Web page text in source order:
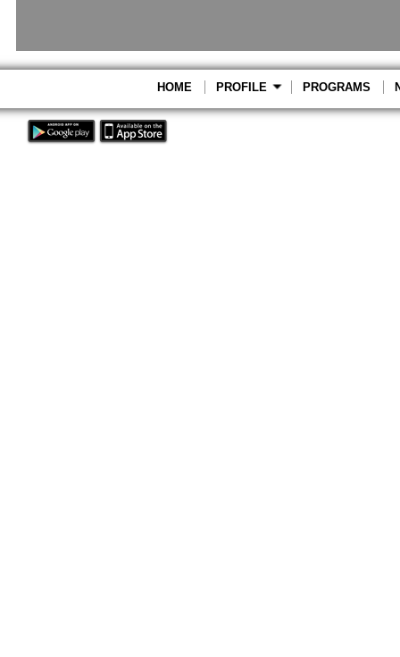
PROGRAMS
PROFILE
HOME